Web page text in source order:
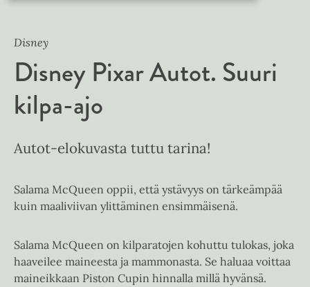
Disney
Disney Pixar Autot. Suuri
kilpa-ajo
Autot-elokuvasta tuttu tarina!
Salama McQueen oppii, että ystävyys on tärkeämpää
kuin maaliviivan ylittäminen ensimmäisenä.
Salama McQueen on kilparatojen kohuttu tulokas, joka
haaveilee maineesta ja mammonasta. Se haluaa voittaa
maineikkaan Piston Cupin hinnalla millä hyvänsä.